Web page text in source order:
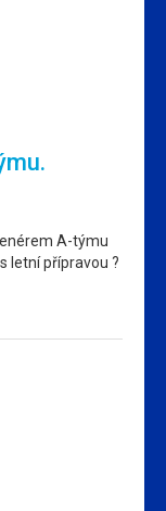
A-týmu
letní přípravou ?